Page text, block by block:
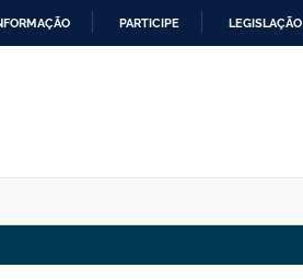
PARTICIPE LEGISLAÇÃO